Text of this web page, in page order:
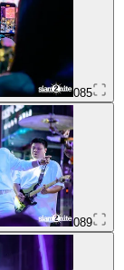
085
089